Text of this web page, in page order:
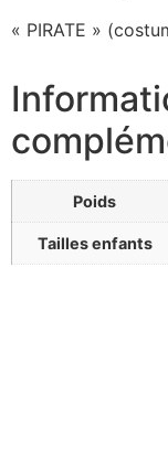
« PIRATE »
Poids
Tailles enfants